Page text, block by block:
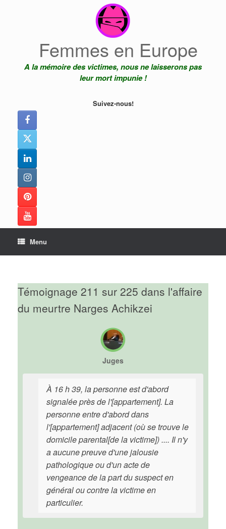
Femmes en Europe
A la mémoire des victimes, nous ne laisserons pas
leur mort impunie !
Suivez-nous!
Menu
Témoignage 211 sur 225 dans l'affaire
du meurtre Narges Achikzei
Juges
À 16 h 39, la personne est d'abord
signalée près de l'[appartement]. La
personne entre d'abord dans
l'[appartement] adjacent (où se trouve le
domicile parental[de la victime]) .... Il n'y
a aucune preuve d'une jalousie
pathologique ou d'un acte de
vengeance de la part du suspect en
général ou contre la victime en
particulier.